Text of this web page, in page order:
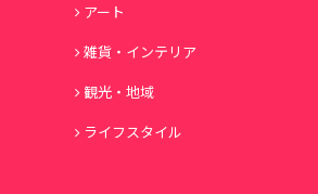
アート
雑貨・インテリア
観光・地域
ライフスタイル